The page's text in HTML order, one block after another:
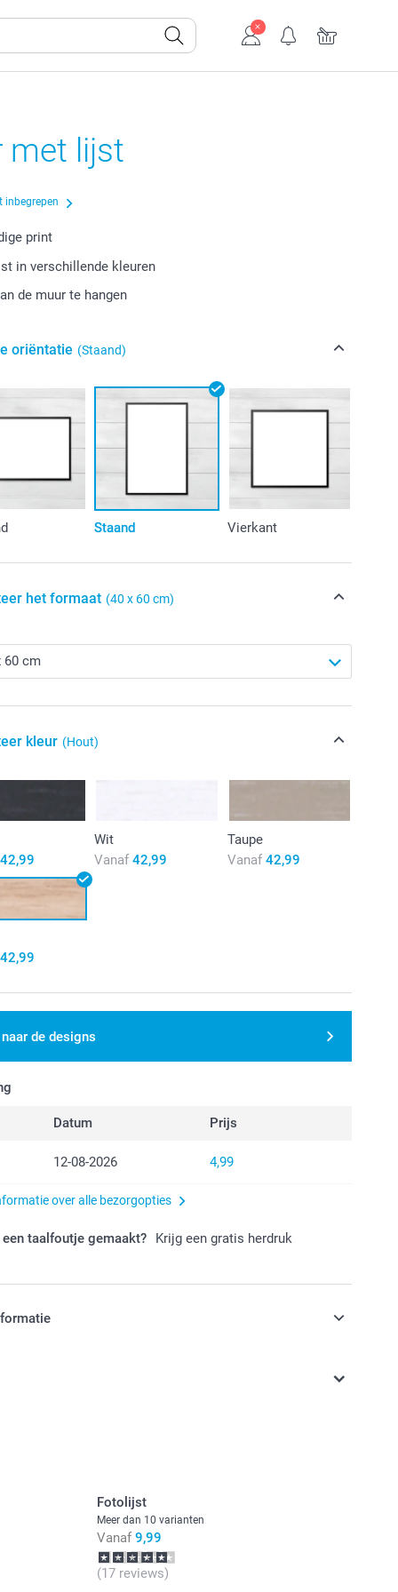
met lijst
inbegrepen
print
in verschillende kleuren
de muur te hangen
oriëntatie (Staand)
Staand Vierkant
het formaat (40 x 60 cm)
kleur (Hout)
Wit
Vanaf 42,99
Taupe
Vanaf42,99
naar de designs
Datum Prijs
12-08-2026 4,99
over alle bezorgopties
een taalfoutje gemaakt? Krijg een gratis herdruk
Fotolijst
Meer dan 10 varianten
Vanaf 9,99
(17 reviews)